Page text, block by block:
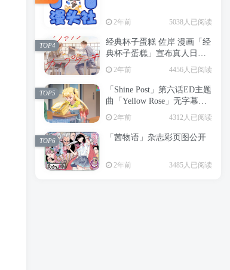
2年前 5038人已阅读
经典杯子蛋糕 佐岸 漫画「经
典杯子蛋糕」宣布真人日剧
化
2年前 4456人已阅读
TOP4
「Shine Post」第六话ED主题
曲「Yellow Rose」无字幕MV
公开
2年前 4312人已阅读
TOP5
「茜物语」杂志彩页图公开
2年前 3485人已阅读
TOP6